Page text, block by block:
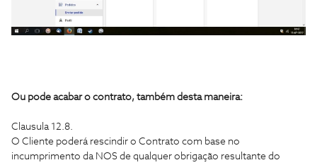
Ou pode acabar o contrato, também desta maneira:
Clausula 12.8.
O Cliente poderá rescindir o Contrato com base no
incumprimento da NOS de qualquer obrigação resultante do